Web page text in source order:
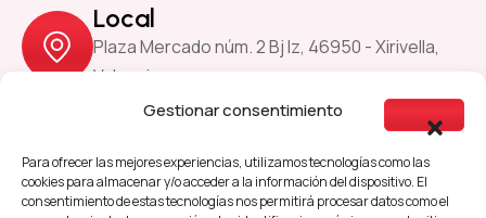
Gestionar consentimiento
Para ofrecer las mejores experiencias, utilizamos tecnologías como las
cookies para almacenar y/o acceder a la información del dispositivo. El
consentimiento de estas tecnologías nos permitirá procesar datos como el
Local
Plaza Mercado núm. 2 Bj Iz, 46950 - Xirivella,
Valencia